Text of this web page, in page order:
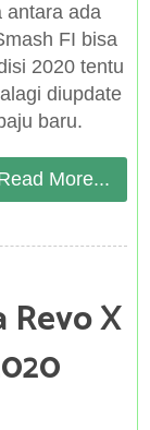
antara ada
FI bisa
2020 tentu
diupdate
baru.
More...
X